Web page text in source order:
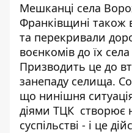
Мешканці села
Франківщині також
та перекривали
воєнкомів до їх
Призводить це до
занепаду селища.
що нинішня
діями ТЦК створює
суспільстві - і це